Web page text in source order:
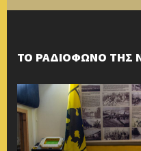
ΤΟ ΡΑΔΙΟΦΩΝΟ ΤΗΣ